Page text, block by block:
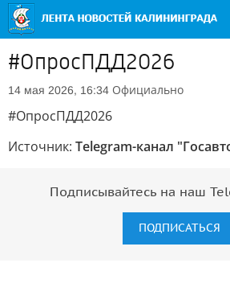
#ОпросПДД2026
14 мая 2026, 16:34 Официально
#ОпросПДД2026
Источник: Telegram-канал
Подписывайтесь на наш
ПОДПИСАТЬСЯ